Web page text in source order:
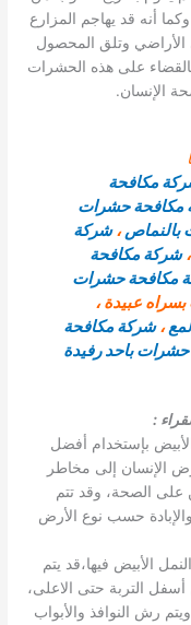
أنه قد يهاجم المزارع
الأراضي وتلق المحصول
على هذه الحشرات
الإنسان.
مكافحة
مكافحة حشرات
،شركة
،شركة مكافحة
مكافحة حشرات
عبيدة ،
،شركة مكافحة
باحد رفيدة
:
بإستخدام أفضل
الإنسان إلى مخاطر
على الصحة، وقد تتم
حسب نوع الأرض
الأبيض فيها،قد يتم
أسفل التربة حتى الاعلى،
رش النوافذ والأبواب